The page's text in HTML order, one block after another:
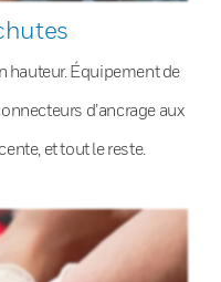
hauteur. Équipement de
d’ancrage aux
et tout le reste.